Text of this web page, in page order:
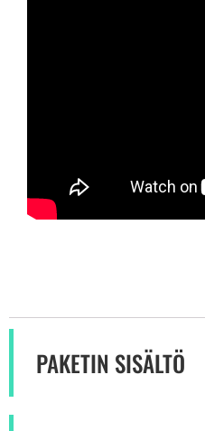
PAKETIN SISÄLTÖ